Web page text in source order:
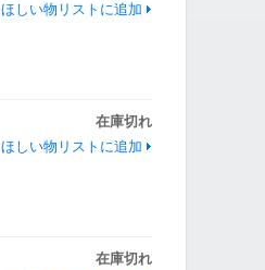
ほしい物リストに追加
在庫切れ
ほしい物リストに追加
在庫切れ